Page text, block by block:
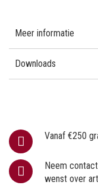
Vanaf €250
Neem
wenst over
Meer informatie
Downloads